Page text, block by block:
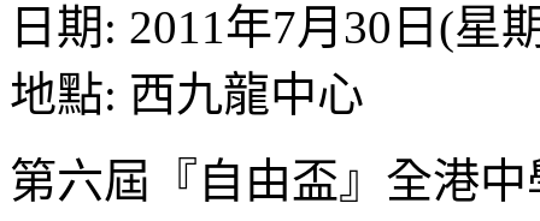
日期: 2011年7月30日(星
地點: 西九龍中心
第六屆『自由盃』全港